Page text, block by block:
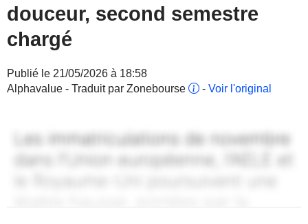
douceur, second semestre
chargé
Publié le 21/05/2026 à 18:58
Alphavalue - Traduit par Zonebourse
- Voir l'original